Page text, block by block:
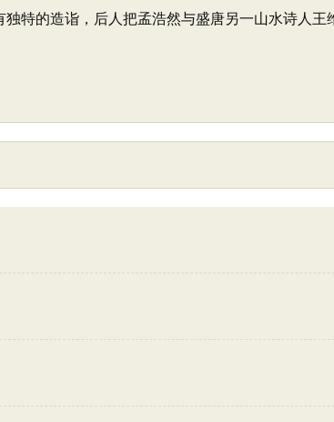
特的造诣，后人把孟浩然与盛唐另一山水诗人王